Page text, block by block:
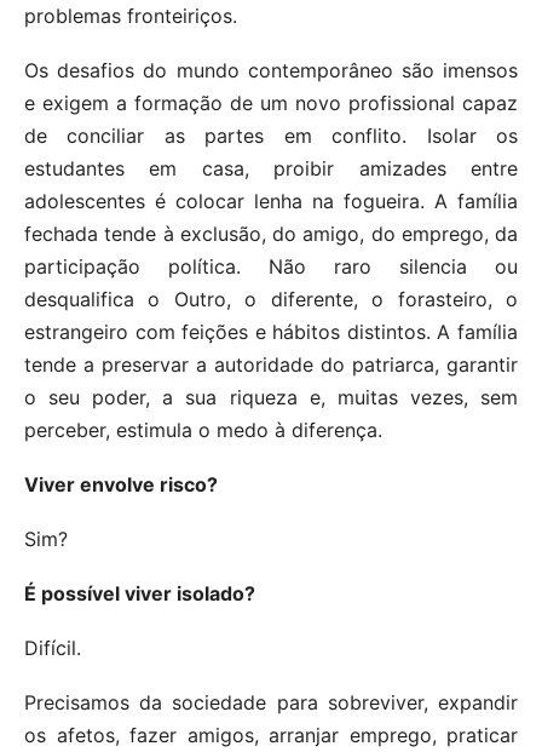
problemas fronteiriços.
Os desafios do mundo contemporâneo são imensos
e exigem a formação de um novo profissional capaz
de conciliar as partes em conflito. Isolar os
estudantes em casa, proibir amizades entre
adolescentes é colocar lenha na fogueira. A família
fechada tende à exclusão, do amigo, do emprego, da
participação política. Não raro silencia ou
desqualifica o Outro, o diferente, o forasteiro, o
estrangeiro com feições e hábitos distintos. A família
tende a preservar a autoridade do patriarca, garantir
o seu poder, a sua riqueza e, muitas vezes, sem
perceber, estimula o medo à diferença.
Viver envolve risco?
Sim?
É possível viver isolado?
Difícil.
Precisamos da sociedade para sobreviver, expandir
os afetos, fazer amigos, arranjar emprego, praticar